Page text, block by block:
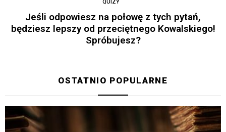
QUIZY
Jeśli odpowiesz na połowę z tych pytań,
będziesz lepszy od przeciętnego Kowalskiego!
Spróbujesz?
OSTATNIO POPULARNE